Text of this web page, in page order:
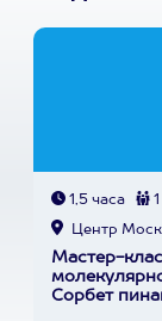
1,5 часа 1
Центр
Мастер-
Сорбет